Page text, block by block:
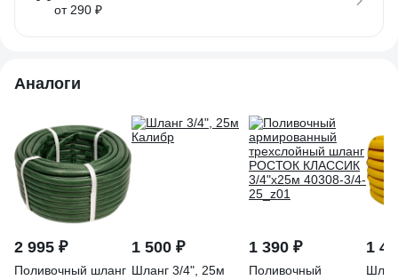
от 290 ₽
Аналоги
2 995 ₽
Поливочный шланг
1 500 ₽
Шланг 3/4", 25м
1 390 ₽
Поливочный
1